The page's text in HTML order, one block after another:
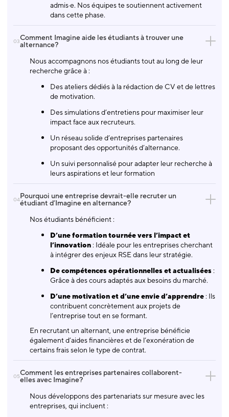
admis·e. Nos équipes te soutiennent activement
dans cette phase.
03Comment Imagine aide les étudiants à trouver une
alternance?
Nous accompagnons nos étudiants tout au long de leur
recherche grâce à :
Des ateliers dédiés à la rédaction de CV et de lettres
de motivation.
Des simulations d’entretiens pour maximiser leur
impact face aux recruteurs.
Un réseau solide d’entreprises partenaires
proposant des opportunités d’alternance.
Un suivi personnalisé pour adapter leur recherche à
leurs aspirations et leur formation
04Pourquoi une entreprise devrait-elle recruter un
étudiant d’Imagine en alternance?
Nos étudiants bénéficient :
D’une formation tournée vers l’impact et
l’innovation: Idéale pour les entreprises cherchant
à intégrer des enjeux RSE dans leur stratégie.
De compétences opérationnelles et actualisées :
Grâce à des cours adaptés aux besoins du marché.
D’une motivation et d’une envie d’apprendre: Ils
contribuent concrètement aux projets de
l’entreprise tout en se formant.
En recrutant un alternant, une entreprise bénéficie
également d’aides financières et de l’exonération de
certains frais selon le type de contrat.
05Comment les entreprises partenaires collaborent-
elles avec Imagine?
Nous développons des partenariats sur mesure avec les
entreprises, qui incluent :